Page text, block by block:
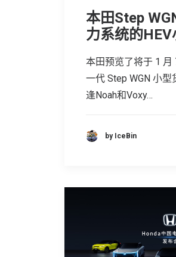
本田Step
力系统的
本田预览了将于 1 月
一代 Step WGN 小
逢Noah和Voxy…
by IceBin